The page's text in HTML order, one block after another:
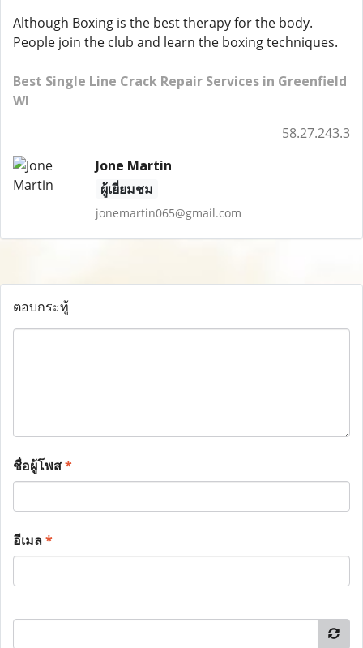
Although Boxing is the best therapy for the body.
People join the club and learn the boxing techniques.
Best Single Line Crack Repair Services in Greenfield
WI
58.27.243.3
Jone Martin
ผู้เยี่ยมชม
jonemartin065@gmail.com
ตอบกระทู้
ชื่อผู้โพส*
อีเมล*